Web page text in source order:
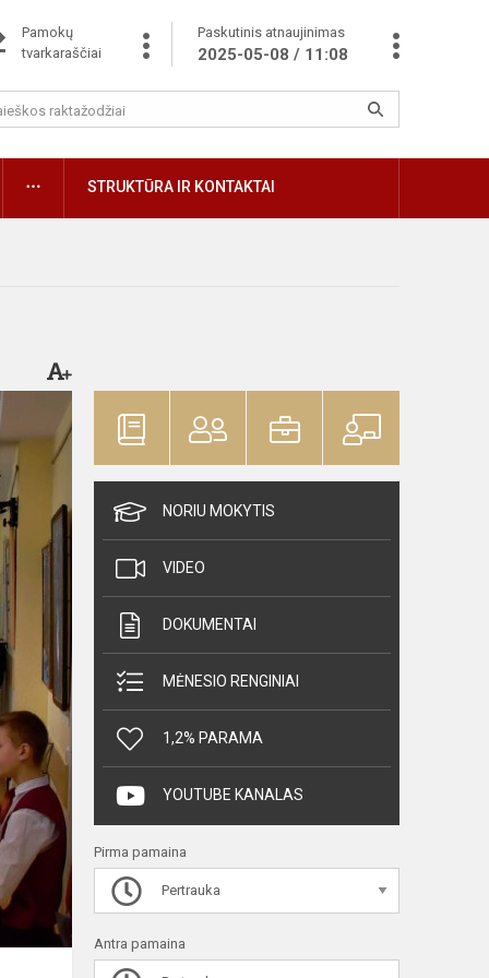
Pamokų
tvarkaraščiai
Paskutinis atnaujinimas
2025-05-08 / 11:08
STRUKTŪRA IR KONTAKTAI
NORIU MOKYTIS
VIDEO
DOKUMENTAI
MĖNESIO RENGINIAI
1,2% PARAMA
YOUTUBE KANALAS
Pirma pamaina
Pertrauka
Antra pamaina